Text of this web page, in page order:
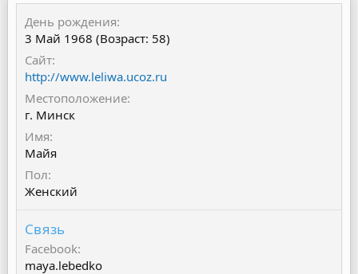
День рождения
3 Май 1968 (Возраст: 58)
Сайт
http://www.leliwa.ucoz.ru
Местоположение
г. Минск
Имя
Майя
Пол
Женский
Связь
Facebook
maya.lebedko